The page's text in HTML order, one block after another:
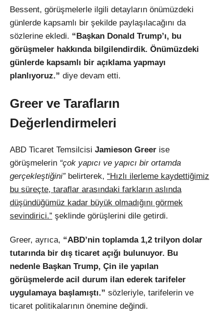
Bessent, görüşmelerle ilgili detayların önümüzdeki
günlerde kapsamlı bir şekilde paylaşılacağını da
sözlerine ekledi. “Başkan Donald Trump’ı, bu
görüşmeler hakkında bilgilendirdik. Önümüzdeki
günlerde kapsamlı bir açıklama yapmayı
planlıyoruz.” diye devam etti.
Greer ve Tarafların
Değerlendirmeleri
ABD Ticaret Temsilcisi Jamieson Greer ise
görüşmelerin “çok yapıcı ve yapıcı bir ortamda
gerçekleştiğini”belirterek, “Hızlı ilerleme kaydettiğimiz
bu süreçte, taraflar arasındaki farkların aslında
düşündüğümüz kadar büyük olmadığını görmek
sevindirici.” şeklinde görüşlerini dile getirdi.
Greer, ayrıca, “ABD’nin toplamda 1,2 trilyon dolar
tutarında bir dış ticaret açığı bulunuyor. Bu
nedenle Başkan Trump, Çin ile yapılan
görüşmelerde acil durum ilan ederek tarifeler
uygulamaya başlamıştı.” sözleriyle, tarifelerin ve
ticaret politikalarının önemine değindi.